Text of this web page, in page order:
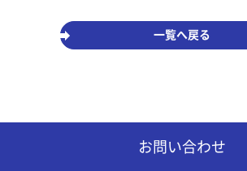
一覧へ戻る
お問い合わせ